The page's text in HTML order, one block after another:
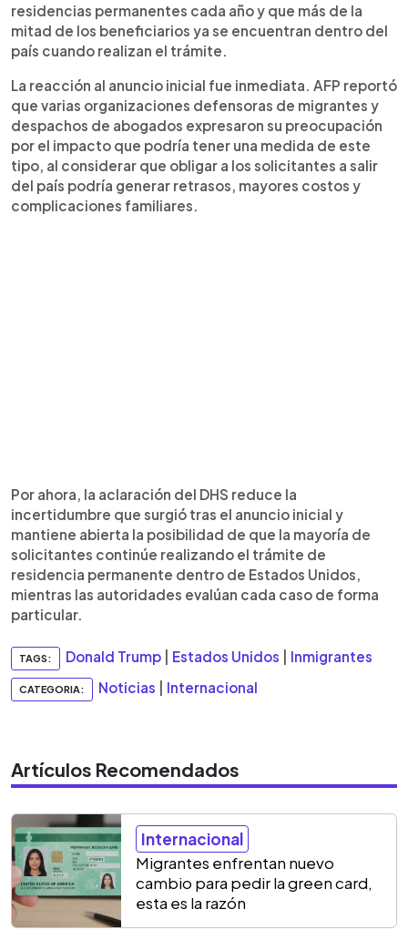
residencias permanentes cada año y que más de la
mitad de los beneficiarios ya se encuentran dentro del
país cuando realizan el trámite.
La reacción al anuncio inicial fue inmediata. AFP reportó
que varias organizaciones defensoras de migrantes y
despachos de abogados expresaron su preocupación
por el impacto que podría tener una medida de este
tipo, al considerar que obligar a los solicitantes a salir
del país podría generar retrasos, mayores costos y
complicaciones familiares.
Por ahora, la aclaración del DHS reduce la
incertidumbre que surgió tras el anuncio inicial y
mantiene abierta la posibilidad de que la mayoría de
solicitantes continúe realizando el trámite de
residencia permanente dentro de Estados Unidos,
mientras las autoridades evalúan cada caso de forma
particular.
TAGS: Donald Trump Estados Unidos Inmigrantes
CATEGORIA: Noticias Internacional
Artículos Recomendados
Internacional
Migrantes enfrentan nuevo
cambio para pedir la green card,
esta es la razón